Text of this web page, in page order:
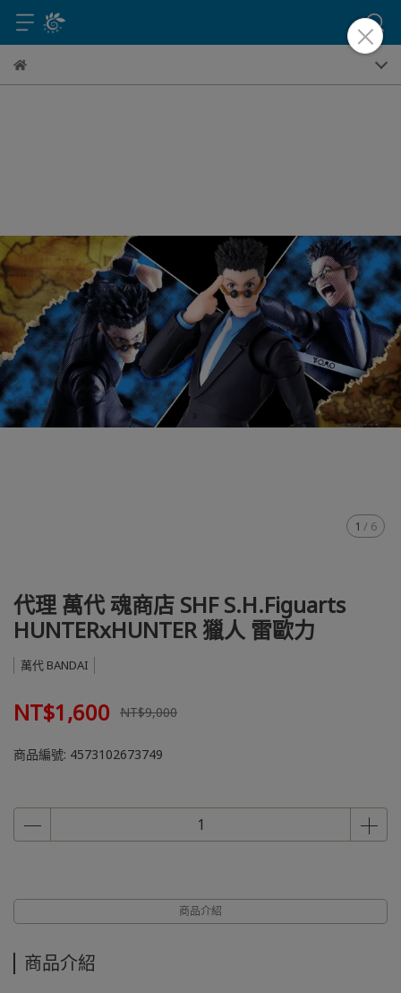
1 / 6
代理 萬代 魂商店 SHF S.H.Figuarts
HUNTERxHUNTER 獵人 雷歐力
萬代 BANDAI
NT$1,600 NT$9,000
商品編號: 4573102673749
商品介紹
商品介紹